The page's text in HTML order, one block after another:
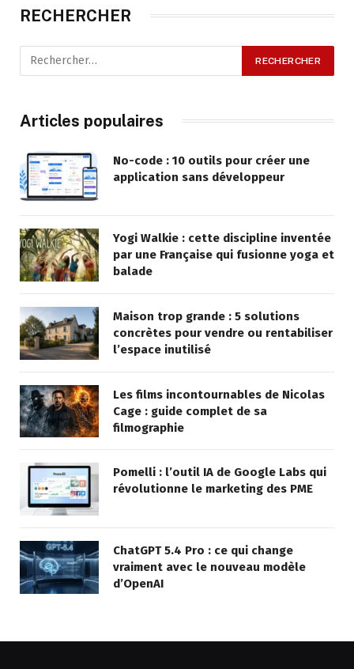
RECHERCHER
Articles populaires
No-code : 10 outils pour créer une
application sans développeur
Yogi Walkie : cette discipline inventée
par une Française qui fusionne yoga et
balade
Maison trop grande : 5 solutions
concrètes pour vendre ou rentabiliser
l’espace inutilisé
Les films incontournables de Nicolas
Cage : guide complet de sa
filmographie
Pomelli : l’outil IA de Google Labs qui
révolutionne le marketing des PME
ChatGPT 5.4 Pro : ce qui change
vraiment avec le nouveau modèle
d’OpenAI